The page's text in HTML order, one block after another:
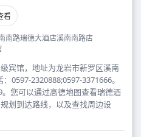
看
南路瑞德大酒店溪南南路店
宾馆，地址为龙岩市新罗区溪南
0597-2320888;0597-3371666。
您可以通过高德地图查看瑞德酒
划到达路线，以及查找周边设